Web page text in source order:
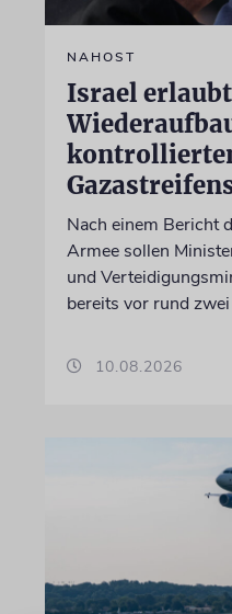
NAHOST
Israel
Nach einem Bericht
Armee sollen
und
bereits vor rund
10.08.2026